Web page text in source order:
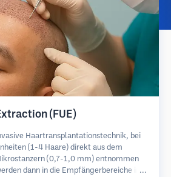
(FUE)
Haartransplantationstechnik, bei
(1-4 Haare) direkt aus dem
(0,7-1,0 mm) entnommen
dann in die Empfängerbereiche in